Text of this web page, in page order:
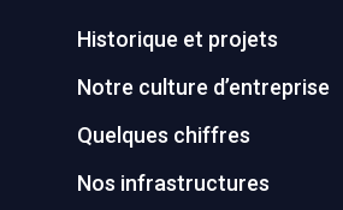
Historique et projets
Notre culture d’entreprise
Quelques chiffres
Nos infrastructures